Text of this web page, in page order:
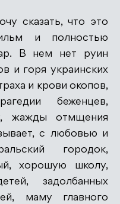
сказать, что это
и полностью
В нем нет руин
и горя украинских
и крови окопов,
беженцев,
жажды отмщения
с любовью и
городок,
хорошую школу,
задолбанных
маму главного